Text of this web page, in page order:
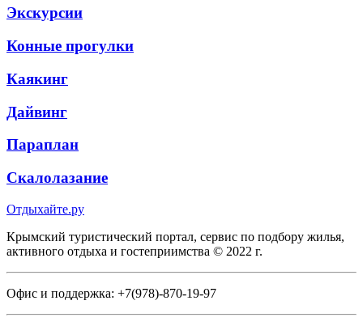
Экскурсии
Конные прогулки
Каякинг
Дайвинг
Параплан
Скалолазание
Отдыхайте.ру
Крымский туристический портал, сервис по подбору жилья,
активного отдыха и гостеприимства © 2022 г.
Офис и поддержка: +7(978)-870-19-97